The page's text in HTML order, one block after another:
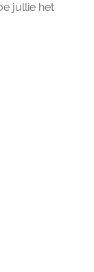
jullie het